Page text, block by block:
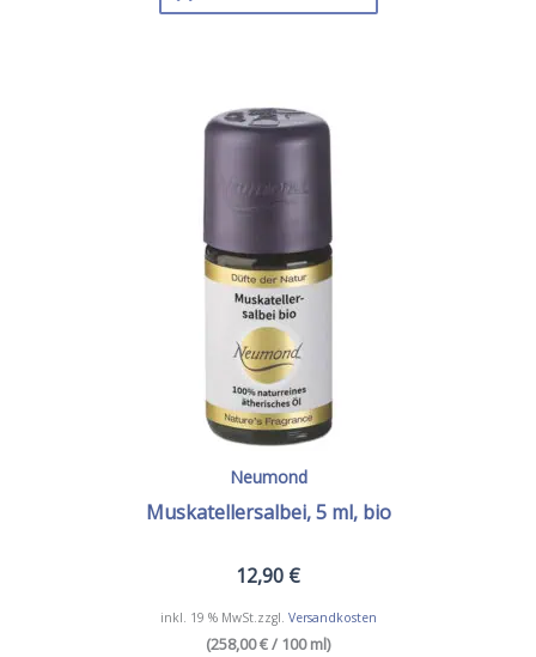
Neumond
Muskatellersalbei, 5 ml, bio
12,90 €
inkl. 19 % MwSt.zzgl. Versandkosten
(258,00 € / 100 ml)